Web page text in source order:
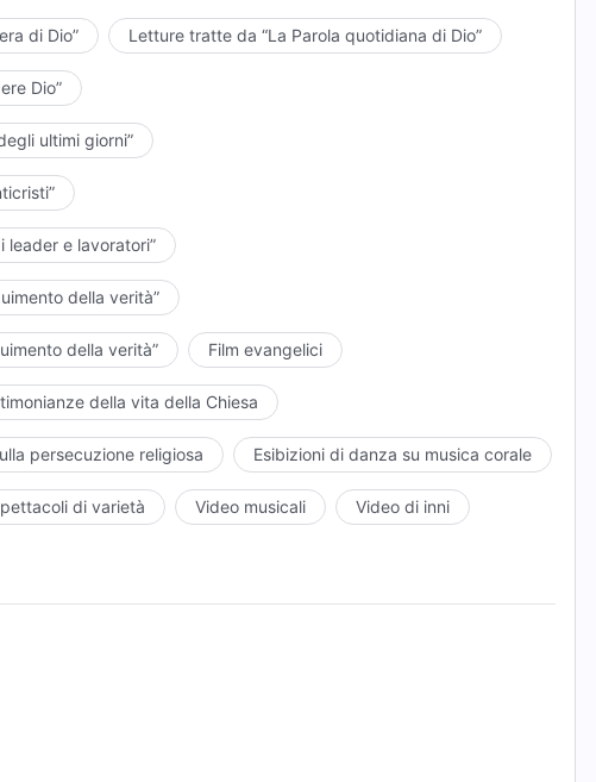
di Dio” Letture tratte da “La Parola quotidiana di Dio”
Dio”
ultimi giorni”
leader e lavoratori”
della verità”
della verità” Film evangelici
della vita della Chiesa
persecuzione religiosa Esibizioni di danza su musica corale
di varietà Video musicali Video di inni